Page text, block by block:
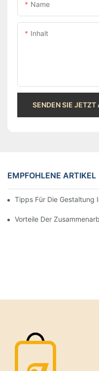
Name
Inhalt
SENDEN SIE JETZT
EMPFOHLENE ARTIKEL
Tipps Für Die Gestaltung
Vorteile Der